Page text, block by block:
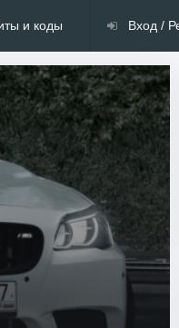
и коды Вход /